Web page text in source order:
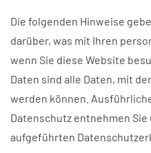
Die folgenden Hinweise
darüber, was mit Ihren
wenn Sie diese Website
Daten sind alle Daten, mit
werden können.
Datenschutz entnehmen
aufgeführten